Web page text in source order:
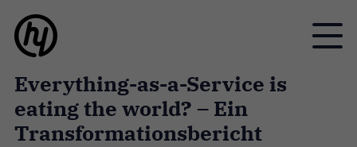
Toggle
Everything-as-a-Service is
eating the world? – Ein
Transformationsbericht